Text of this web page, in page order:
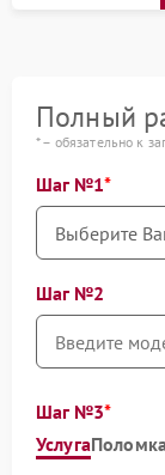
Полный
* – обязательно к
Шаг №1
Шаг №2
Шаг №3
Услуга